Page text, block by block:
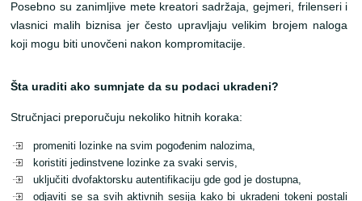
Posebno su zanimljive mete kreatori sadržaja, gejmeri, frilenseri i
vlasnici malih biznisa jer često upravljaju velikim brojem naloga
koji mogu biti unovčeni nakon kompromitacije.
Šta uraditi ako sumnjate da su podaci ukradeni?
Stručnjaci preporučuju nekoliko hitnih koraka:
promeniti lozinke na svim pogođenim nalozima,
koristiti jedinstvene lozinke za svaki servis,
uključiti dvofaktorsku autentifikaciju gde god je dostupna,
odjaviti se sa svih aktivnih sesija kako bi ukradeni tokeni postali